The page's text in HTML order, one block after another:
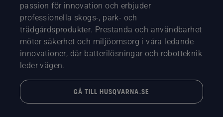
passion för innovation och erbjuder
professionella skogs-, park- och
trädgårdsprodukter. Prestanda och användbarhet
möter säkerhet och miljöomsorg i våra ledande
innovationer, där batterilösningar och robotteknik
leder vägen.
GÅ TILL HUSQVARNA.SE